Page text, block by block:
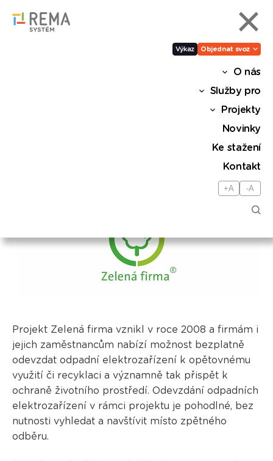
O nás
Služby pro
Projekty
Novinky
Ke stažení
Kontakt
+A -A
Výkaz Objednat svoz
jakákoliv firma v České republice. Projekt je
bezplatný a doplňuje ESG aktivity zapojených
Projekt Zelená firma vznikl v roce 2008 a firmám i
jejich zaměstnancům nabízí možnost bezplatně
odevzdat odpadní elektrozařízení k opětovnému
využití či recyklaci a významně tak přispět k
ochraně životního prostředí. Odevzdání odpadních
elektrozařízení v rámci projektu je pohodlné, bez
nutnosti vyhledat a navštívit místo zpětného
odběru.